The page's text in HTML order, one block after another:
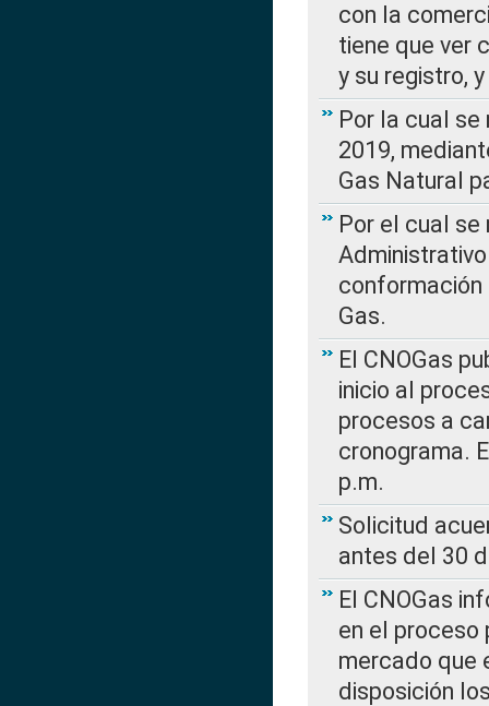
con la
tiene que ver
y su registro,
Por la cual
2019,
Gas Natural
Por el cual
conformación
Gas.
El CNOGas
inicio al
procesos a
cronograma.
p.m.
Solicitud
antes del 30
El CNOGas
en el
mercado que
disposición